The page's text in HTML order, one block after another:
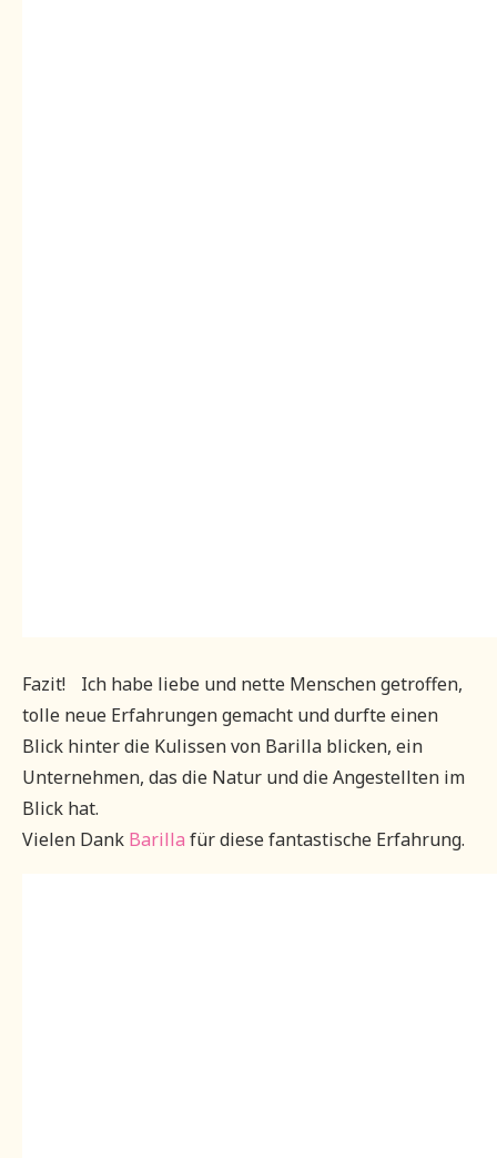
Fazit! Ich habe liebe und nette Menschen getroffen,
tolle neue Erfahrungen gemacht und durfte einen
Blick hinter die Kulissen von Barilla blicken, ein
Unternehmen, das die Natur und die Angestellten im
Blick hat.
Vielen Dank Barilla für diese fantastische Erfahrung.